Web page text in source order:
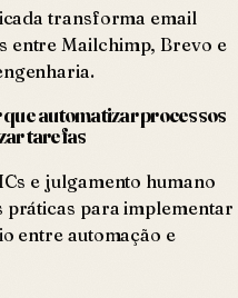
transforma email
entre Mailchimp, Brevo e
automatizar processos
tarefas
e julgamento humano
práticas para implementar
entre automação e